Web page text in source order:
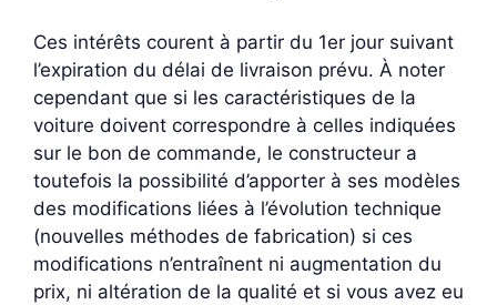
Ces intérêts courent à partir du 1er jour suivant
l’expiration du délai de livraison prévu. À noter
cependant que si les caractéristiques de la
voiture doivent correspondre à celles indiquées
sur le bon de commande, le constructeur a
toutefois la possibilité d’apporter à ses modèles
des modifications liées à l’évolution technique
(nouvelles méthodes de fabrication) si ces
modifications n’entraînent ni augmentation du
prix, ni altération de la qualité et si vous avez eu